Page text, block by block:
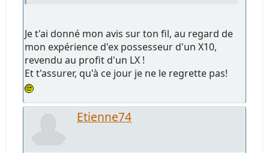
Je t'ai donné mon avis sur ton fil, au regard de
mon expérience d'ex possesseur d'un X10,
revendu au profit d'un LX !
Et t'assurer, qu'à ce jour je ne le regrette pas!
Etienne74